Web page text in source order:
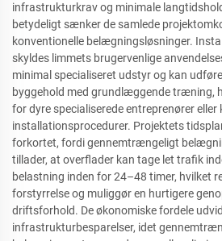
infrastrukturkrav og minimale
betydeligt sænker de samlede
konventionelle belægningsløsninger.
skyldes limmets brugervenlige
minimal specialiseret udstyr og kan
byggehold med grundlæggende træning,
for dyre specialiserede entreprenører eller
installationsprocedurer. Projektets
forkortet, fordi gennemtrængeligt
tillader, at overflader kan tage let trafik
belastning inden for 24–48 timer, hvilket
forstyrrelse og muliggør en hurtigere
driftsforhold. De økonomiske fordele
infrastrukturbesparelser, idet